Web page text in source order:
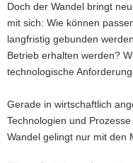
Doch der Wandel bringt
mit sich: Wie können
langfristig gebunden
Betrieb erhalten werden?
technologische
Gerade in wirtschaftlich
Technologien und
Wandel gelingt nur mit den